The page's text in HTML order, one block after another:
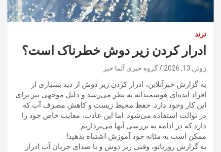
ترند
ادرار کردن زیر دوش خطرناک است؟
ژوئن 13, 2026 گروه خبری آلما خبر
به گزارش خبرآنلاین، ادرار کردن زیر دوش از دید بسیاری از
افراد ایده‌ای هوشمندانه به نظر می‌رسد و دلیل موجهی نیز برای
این کار وجود دارد: حفظ محیط زیست و کاهش مصرف آب که
در توالت استفاده می‌شود. اما این عادت، معایب خاص خود را
دارد که در ادامه به بررسی آنها می‌پردازیم.
ممکن است به مثانه خود آموزش اشتباه بدهید!
به گزارش روزیاتو، وقتی زیر دوش و با صدای جریان آب ادرار